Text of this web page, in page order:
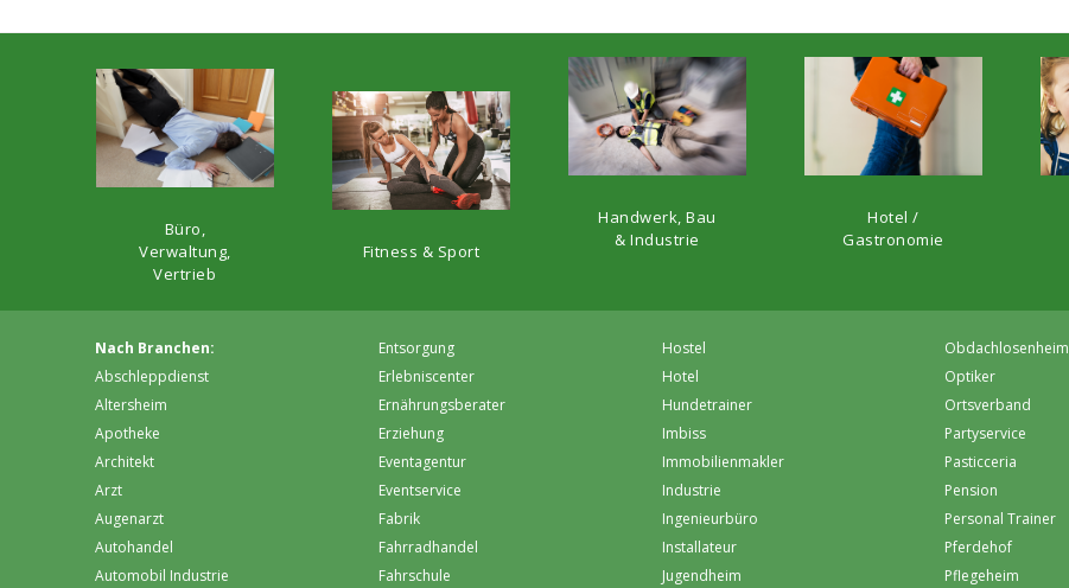
Büro,
Verwaltung,
Vertrieb
Fitness & Sport
Handwerk, Bau
& Industrie
Hotel /
Gastronomie
Nach Branchen:
Abschleppdienst
Altersheim
Apotheke
Architekt
Arzt
Augenarzt
Autohandel
Automobil Industrie
Entsorgung
Erlebniscenter
Ernährungsberater
Erziehung
Eventagentur
Eventservice
Fabrik
Fahrradhandel
Fahrschule
Hostel
Hotel
Hundetrainer
Imbiss
Immobilienmakler
Industrie
Ingenieurbüro
Installateur
Jugendheim
Obdachlosenheim
Optiker
Ortsverband
Partyservice
Pasticceria
Pension
Personal Trainer
Pferdehof
Pflegeheim